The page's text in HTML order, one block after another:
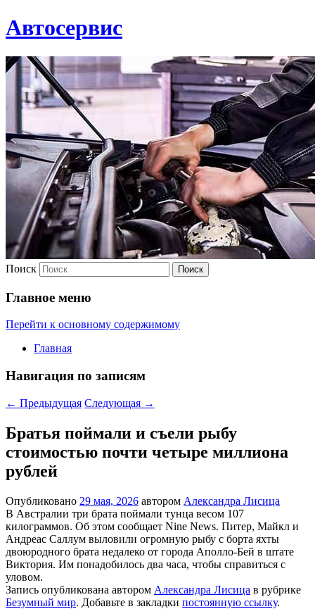
Автосервис
Поиск
Главное меню
Перейти к основному содержимому
Главная
Навигация по записям
← Предыдущая Следующая →
Братья поймали и съели рыбу
стоимостью почти четыре миллиона
рублей
Опубликовано 29 мая, 2026 автором Александра Лисица
В Австралии три брата поймали тунца весом 107
килограммов. Об этом сообщает Nine News. Питер, Майкл и
Андреас Саллум выловили огромную рыбу с борта яхты
двоюродного брата недалеко от города Аполло-Бей в штате
Виктория. Им понадобилось два часа, чтобы справиться с
уловом.
Запись опубликована автором Александра Лисица в рубрике
Безумный мир. Добавьте в закладки постоянную ссылку.